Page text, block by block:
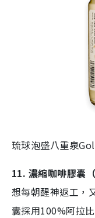
琉球泡盛八重泉
11. 濃縮咖啡膠囊
想每朝醒神返工，
囊採用100%阿拉